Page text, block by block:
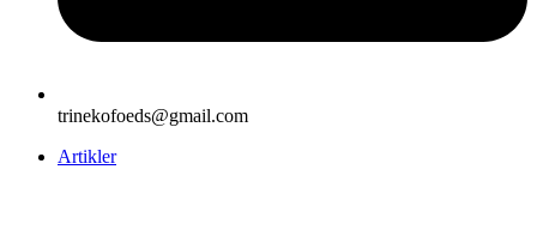
trinekofoeds@gmail.com
Artikler